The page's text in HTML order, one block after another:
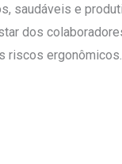
saudáveis e
dos
riscos